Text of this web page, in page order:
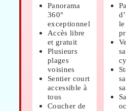
Panorama
360°
exceptionnel
Accès libre
et gratuit
Plusieurs
plages
voisines
Sentier court
accessible à
tous
Coucher de
le